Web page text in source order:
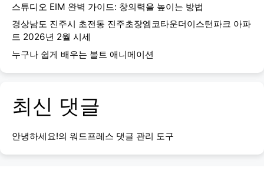
스튜디오 EIM 완벽 가이드: 창의력을 높이는 방법
경상남도 진주시 초전동 진주초장엠코타운더이스턴파크 아파
트 2026년 2월 시세
누구나 쉽게 배우는 볼트 애니메이션
최신 댓글
안녕하세요!의 워드프레스 댓글 관리 도구